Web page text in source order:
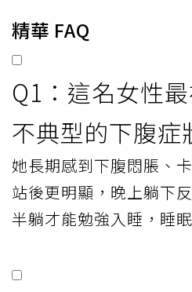
精華 FAQ
Q1：這名女性
不典型的下腹症
她長期感到下腹悶脹、
站後更明顯，晚上躺下
半躺才能勉強入睡，睡